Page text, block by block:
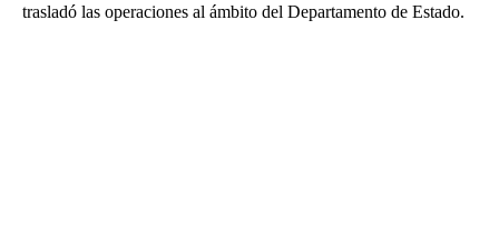
trasladó las operaciones al ámbito del Departamento de Estado.